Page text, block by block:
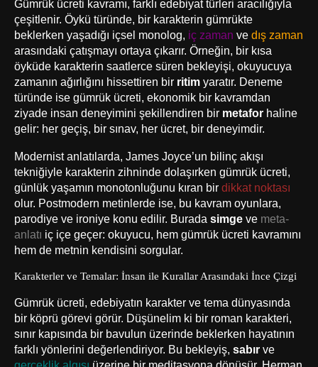
Gümrük ücreti kavramı, farklı edebiyat türleri aracılığıyla
çeşitlenir. Öykü türünde, bir karakterin gümrükte
beklerken yaşadığı içsel monolog, iç zaman ve dış zaman
arasındaki çatışmayı ortaya çıkarır. Örneğin, bir kısa
öyküde karakterin saatlerce süren bekleyişi, okuyucuya
zamanın ağırlığını hissettiren bir ritim yaratır. Deneme
türünde ise gümrük ücreti, ekonomik bir kavramdan
ziyade insan deneyimini şekillendiren bir metafor haline
gelir: her geçiş, bir sınav, her ücret, bir deneyimdir.
Modernist anlatılarda, James Joyce’un bilinç akışı
tekniğiyle karakterin zihninde dolaşırken gümrük ücreti,
günlük yaşamın monotonluğunu kıran bir dikkat noktası
olur. Postmodern metinlerde ise, bu kavram oyunlara,
parodiye ve ironiye konu edilir. Burada simge ve meta-
anlatı iç içe geçer: okuyucu, hem gümrük ücreti kavramını
hem de metnin kendisini sorgular.
Karakterler ve Temalar: İnsan ile Kurallar Arasındaki İnce Çizgi
Gümrük ücreti, edebiyatın karakter ve tema dünyasında
bir köprü görevi görür. Düşünelim ki bir roman karakteri,
sınır kapısında bir bavulun üzerinde beklerken hayatının
farklı yönlerini değerlendiriyor. Bu bekleyiş, sabır ve